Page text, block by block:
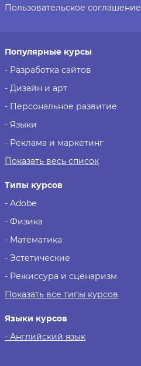
Пользовательское соглашение
Популярные курсы
- Разработка сайтов
- Дизайн и арт
- Персональное развитие
- Языки
- Реклама и маркетинг
Показать весь список
Типы курсов
- Adobe
- Физика
- Математика
- Эстетические
- Режиссура и сценаризм
Показать все типы курсов
Языки курсов
- Английский язык